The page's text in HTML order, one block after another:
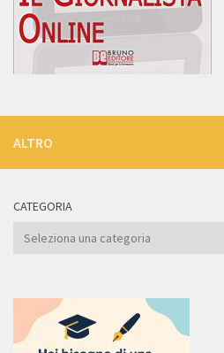
ALTRO
CATEGORIA
Categoria